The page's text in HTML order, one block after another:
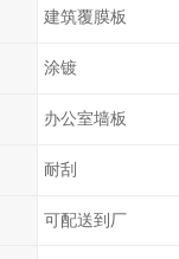
建筑覆膜板
涂镀
办公室墙板
耐刮
可配送到厂